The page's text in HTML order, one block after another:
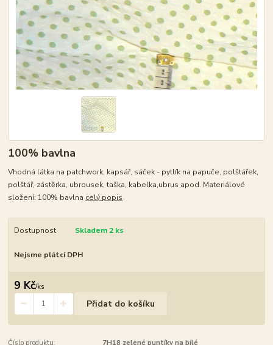
100% bavlna
Vhodná látka na patchwork, kapsář, sáček - pytlík na papuče, polštářek,
polštář, zástěrka, ubrousek, taška, kabelka,ubrus apod. Materiálové
složení: 100% bavlna celý popis
Dostupnost Skladem 2 ks
Nejsme plátci DPH
9 Kč/ks
Přidat do košíku
Číslo produktu: 7H18 zelené puntíky na bílé